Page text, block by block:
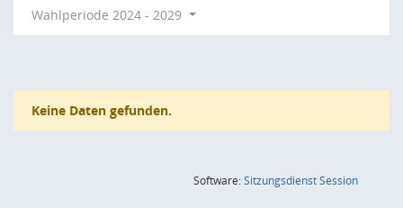
Wahlperiode 2024 - 2029
Keine Daten gefunden.
Software:SitzungsdienstSession(Wird in